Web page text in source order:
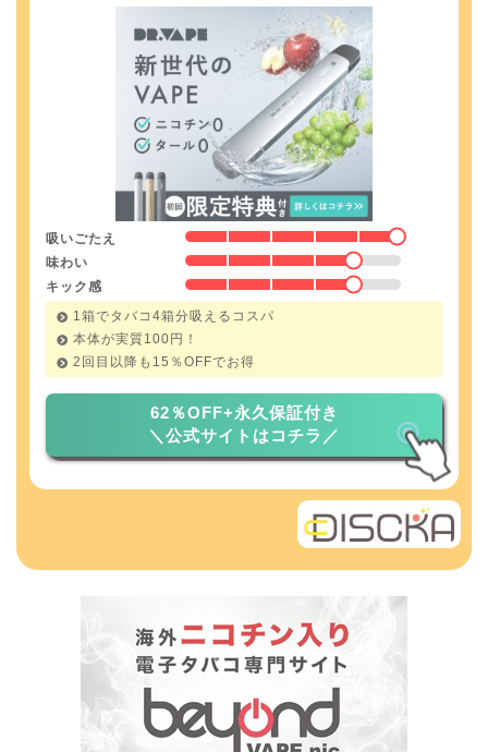
吸いごたえ
味わい
キック感
1箱でタバコ4箱分吸えるコスパ
本体が実質100円！
2回目以降も 15％ OFFでお得
62％OFF+永久保証付き
＼公式サイトはコチラ／